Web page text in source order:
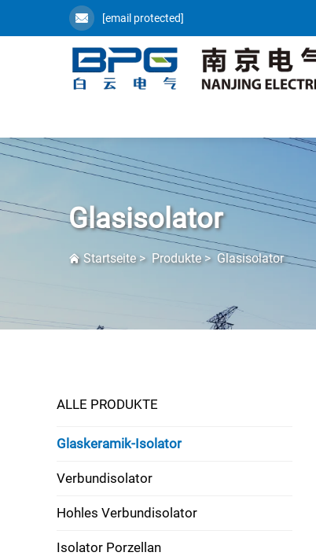
[email protected]
Glasisolator
Startseite> Produkte> Glasisolator
ALLE PRODUKTE
Glaskeramik-Isolator
Verbundisolator
Hohles Verbundisolator
Isolator Porzellan